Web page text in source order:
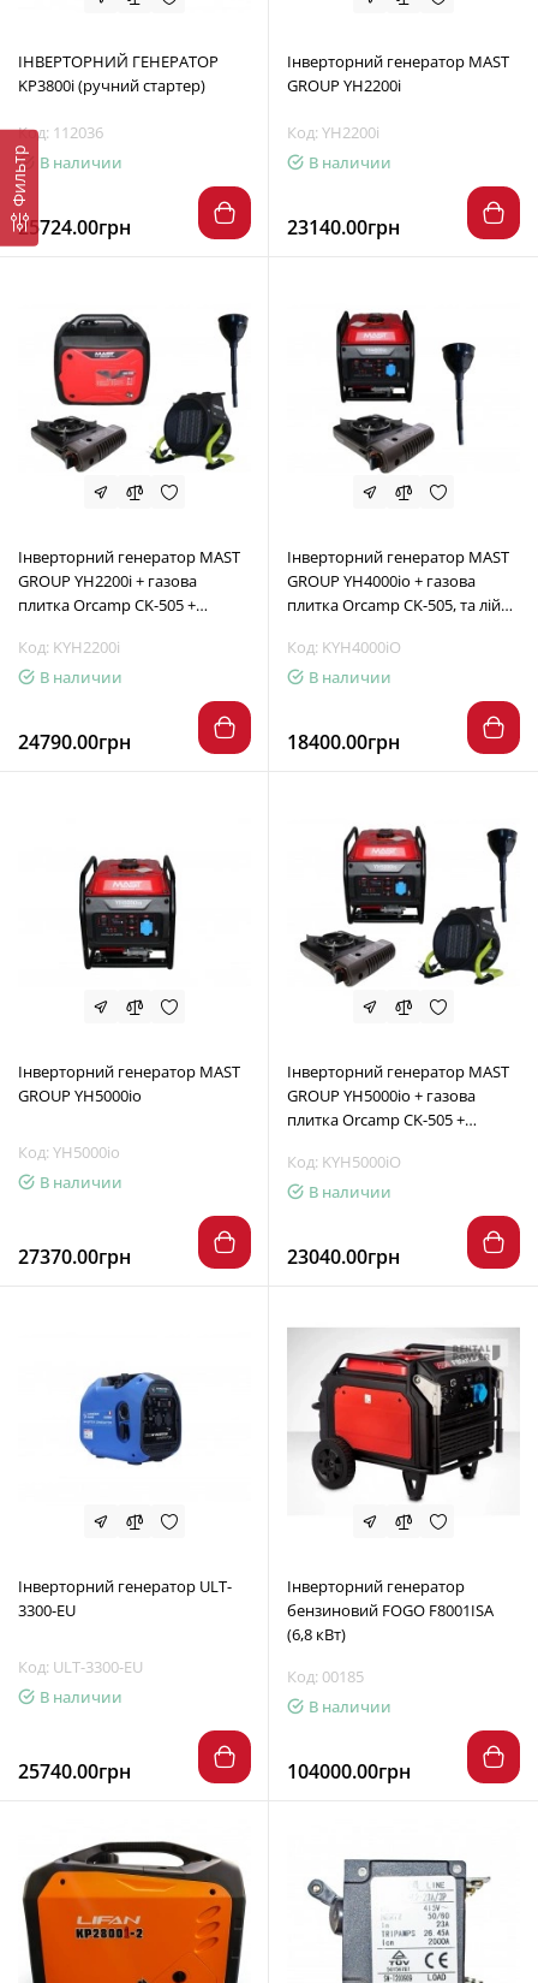
Фильтр
ІНВЕРТОРНИЙ ГЕНЕРАТОР
KP3800і (ручний стартер)
Код: 112036
В наличии
25724.00грн
Інверторний генератор MAST
GROUP YH2200i
Код: YH2200i
В наличии
23140.00грн
Інверторний генератор MAST
GROUP YH2200i + газова
плитка Orcamp CK-505 +
HE2000
Код: KYH2200i
В наличии
24790.00грн
Інверторний генератор MAST
GROUP YH4000io + газова
плитка Orcamp CK-505, та лійка
Код: KYH4000iO
В наличии
18400.00грн
Інверторний генератор MAST
GROUP YH5000io
Код: YH5000io
В наличии
27370.00грн
Інверторний генератор MAST
GROUP YH5000io + газова
плитка Orcamp CK-505 +
HE2000
Код: KYH5000iO
В наличии
23040.00грн
Інверторний генератор ULT-
3300-EU
Код: ULT-3300-EU
В наличии
25740.00грн
Інверторний генератор
бензиновий FOGO F8001ISA
(6,8 кВт)
Код: 00185
В наличии
104000.00грн